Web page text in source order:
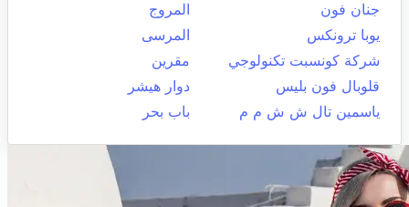
جنان فون
المروج
يوبا ترونكس
المرسى
شركة كونسبت تكنولوجي
مقرين
قلوبال فون بليس
دوار هيشر
ياسمين تال ش ش م م
باب بحر